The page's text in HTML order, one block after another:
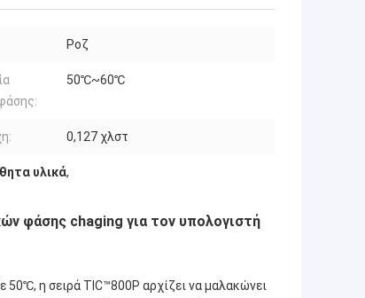
Ροζ
50℃~60℃
0,127 χλστ
υλικά,
φάσης chaging για τον υπολογιστή
50℃, η σειρά TIC™800P αρχίζει να μαλακώνει